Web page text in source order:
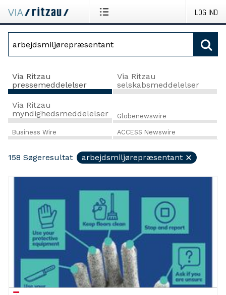
LOG IND
Via Ritzau
pressemeddelelser
Via Ritzau
selskabsmeddelelser
Via Ritzau
myndighedsmeddelelser
Globenewswire
Business Wire ACCESS Newswire
158 Søgeresultat arbejdsmiljørepræsentant